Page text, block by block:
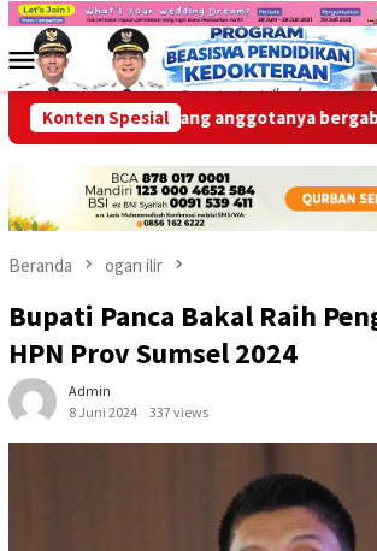
Loncat
kontenMenu
Mobile
Konten Spesial
Larang anggotanya bergabung di
Beranda ogan ilir
Bupati Panca Bakal Raih
HPN Prov Sumsel 2024
Admin
8 Juni 2024
337 views